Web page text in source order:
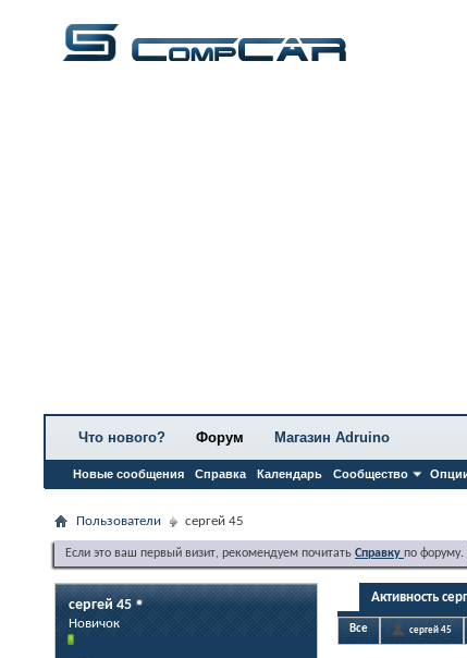
Что нового? Форум
Новые сообщения Справка Календарь Сообщество
Магазин Adruino
Пользователи сергей 45
Если это ваш первый визит, рекомендуем почитать Справку по
сергей 45
Новичок
Активность
Все сергей 45